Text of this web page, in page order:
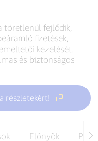
töretlenül fejlődik,
fizetések,
kezelését.
és biztonságos
részletekért!
Előnyök